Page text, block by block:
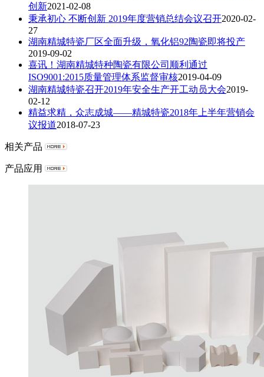
创新2021-02-08
秉承初心 不断创新 2019年度营销总结会议召开2020-02-
27
湖南精城特瓷厂区全面升级，氧化铝92陶瓷即将投产
2019-09-02
喜讯！湖南精城特种陶瓷有限公司顺利通过
ISO9001:2015质量管理体系监督审核2019-04-09
湖南精城特瓷召开2019年安全生产开工动员大会2019-
02-12
精益求精，众志成城——精城特瓷2018年上半年营销会
议报道2018-07-23
相关产品
产品应用